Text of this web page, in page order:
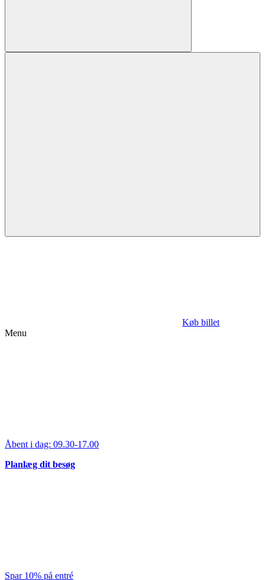
Køb billet
Menu
Åbent i dag: 09.30-17.00
Planlæg dit besøg
Spar 10% på entré